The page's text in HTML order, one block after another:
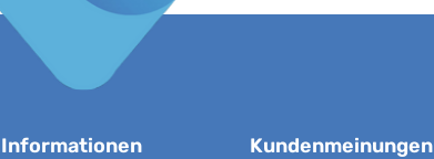
Informationen Kundenmeinungen